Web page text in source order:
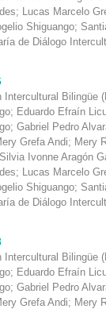
; Lucas Marcelo
Shiguango;
de Diálogo
Intercultural Bilingüe
; Eduardo Efraín
; Gabriel Pedro
Grefa Andi; Mery
Silvia Ivonne Aragón
; Lucas Marcelo
Shiguango;
de Diálogo
Intercultural Bilingüe
; Eduardo Efraín
; Gabriel Pedro
Grefa Andi; Mery